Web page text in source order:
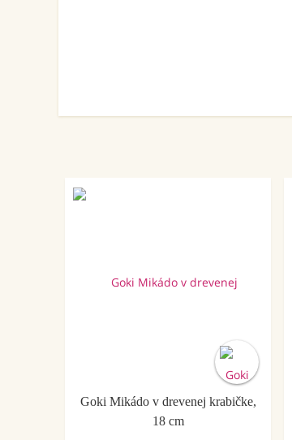
Goki Mikádo v drevenej krabičke,
18 cm